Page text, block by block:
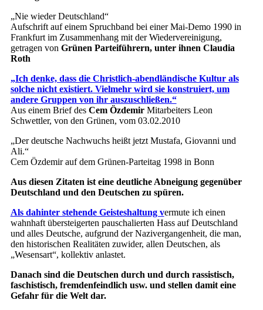
„Nie wieder Deutschland“
Aufschrift auf einem Spruchband bei einer Mai-Demo 1990 in
Frankfurt im Zusammenhang mit der Wiedervereinigung,
getragen von Grünen Parteiführern, unter ihnen Claudia
Roth
„Ich denke, dass die Christlich-abendländische Kultur als
solche nicht existiert. Vielmehr wird sie konstruiert, um
andere Gruppen von ihr auszuschließen.“
Aus einem Brief des Cem ÖzdemirMitarbeiters Leon
Schwettler, von den Grünen, vom 03.02.2010
„Der deutsche Nachwuchs heißt jetzt Mustafa, Giovanni und
Ali.“
Cem Özdemir auf dem Grünen-Parteitag 1998 in Bonn
Aus diesen Zitaten ist eine deutliche Abneigung gegenüber
Deutschland und den Deutschen zu spüren.
Als dahinter stehende Geisteshaltung vermute ich einen
wahnhaft übersteigerten pauschalierten Hass auf Deutschland
und alles Deutsche, aufgrund der Nazivergangenheit, die man,
den historischen Realitäten zuwider, allen Deutschen, als
„Wesensart“, kollektiv anlastet.
Danach sind die Deutschen durch und durch rassistisch,
faschistisch, fremdenfeindlich usw. und stellen damit eine
Gefahr für die Welt dar.